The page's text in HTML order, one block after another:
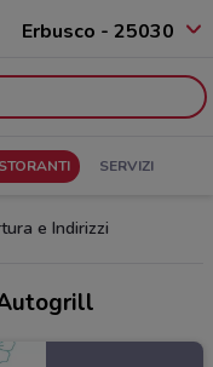
Erbusco - 25030
SERVIZI
e Indirizzi